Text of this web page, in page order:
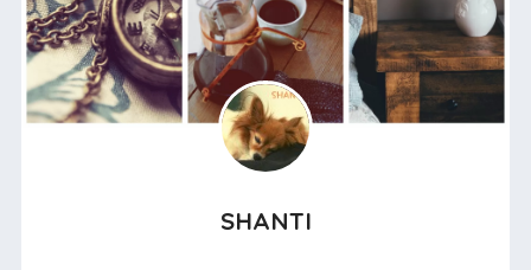
SHANTI